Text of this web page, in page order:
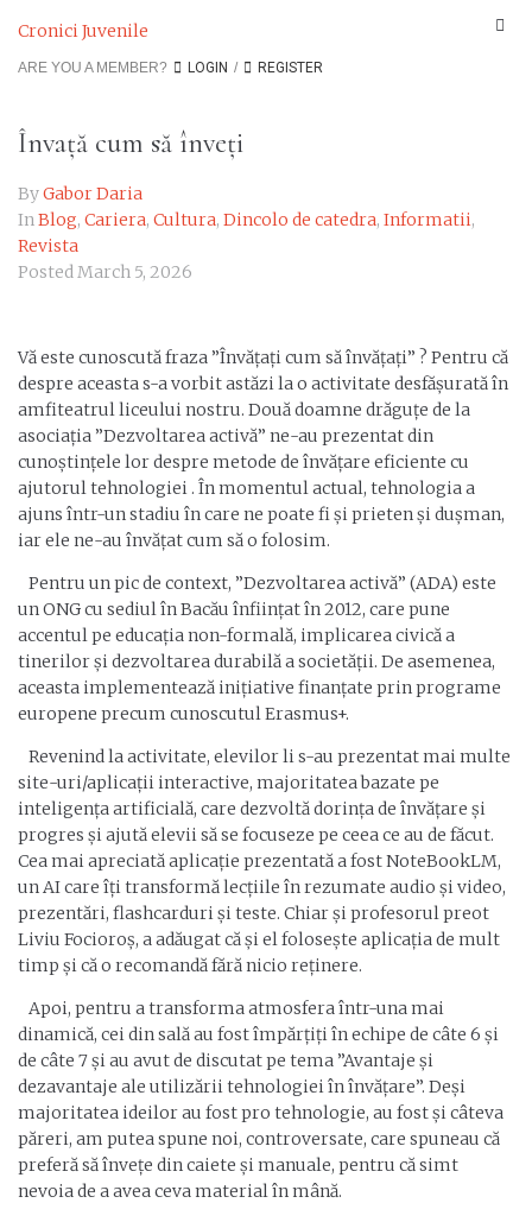
Cronici Juvenile
ARE YOU A MEMBER? LOGIN / REGISTER
Învață cum să înveți
ByGabor Daria
InBlog, Cariera, Cultura, Dincolo de catedra, Informatii,
Revista
PostedMarch 5, 2026
Vă este cunoscută fraza ”Învățați cum să învățați” ? Pentru că
despre aceasta s-a vorbit astăzi la o activitate desfășurată în
amfiteatrul liceului nostru. Două doamne drăguțe de la
asociația ”Dezvoltarea activă” ne-au prezentat din
cunoștințele lor despre metode de învățare eficiente cu
ajutorul tehnologiei . În momentul actual, tehnologia a
ajuns într-un stadiu în care ne poate fi și prieten și dușman,
iar ele ne-au învățat cum să o folosim.
Pentru un pic de context, ”Dezvoltarea activă” (ADA) este
un ONG cu sediul în Bacău înființat în 2012, care pune
accentul pe educația non-formală, implicarea civică a
tinerilor și dezvoltarea durabilă a societății. De asemenea,
aceasta implementează inițiative finanțate prin programe
europene precum cunoscutul Erasmus+.
Revenind la activitate, elevilor li s-au prezentat mai multe
site-uri/aplicații interactive, majoritatea bazate pe
inteligența artificială, care dezvoltă dorința de învățare și
progres și ajută elevii să se focuseze pe ceea ce au de făcut.
Cea mai apreciată aplicație prezentată a fost NoteBookLM,
un AI care îți transformă lecțiile în rezumate audio și video,
prezentări, flashcarduri și teste. Chiar și profesorul preot
Liviu Focioroș, a adăugat că și el folosește aplicația de mult
timp și că o recomandă fără nicio reținere.
Apoi, pentru a transforma atmosfera într-una mai
dinamică, cei din sală au fost împărțiți în echipe de câte 6 și
de câte 7 și au avut de discutat pe tema ”Avantaje și
dezavantaje ale utilizării tehnologiei în învățare”. Deși
majoritatea ideilor au fost pro tehnologie, au fost și câteva
păreri, am putea spune noi, controversate, care spuneau că
preferă să învețe din caiete și manuale, pentru că simt
nevoia de a avea ceva material în mână.